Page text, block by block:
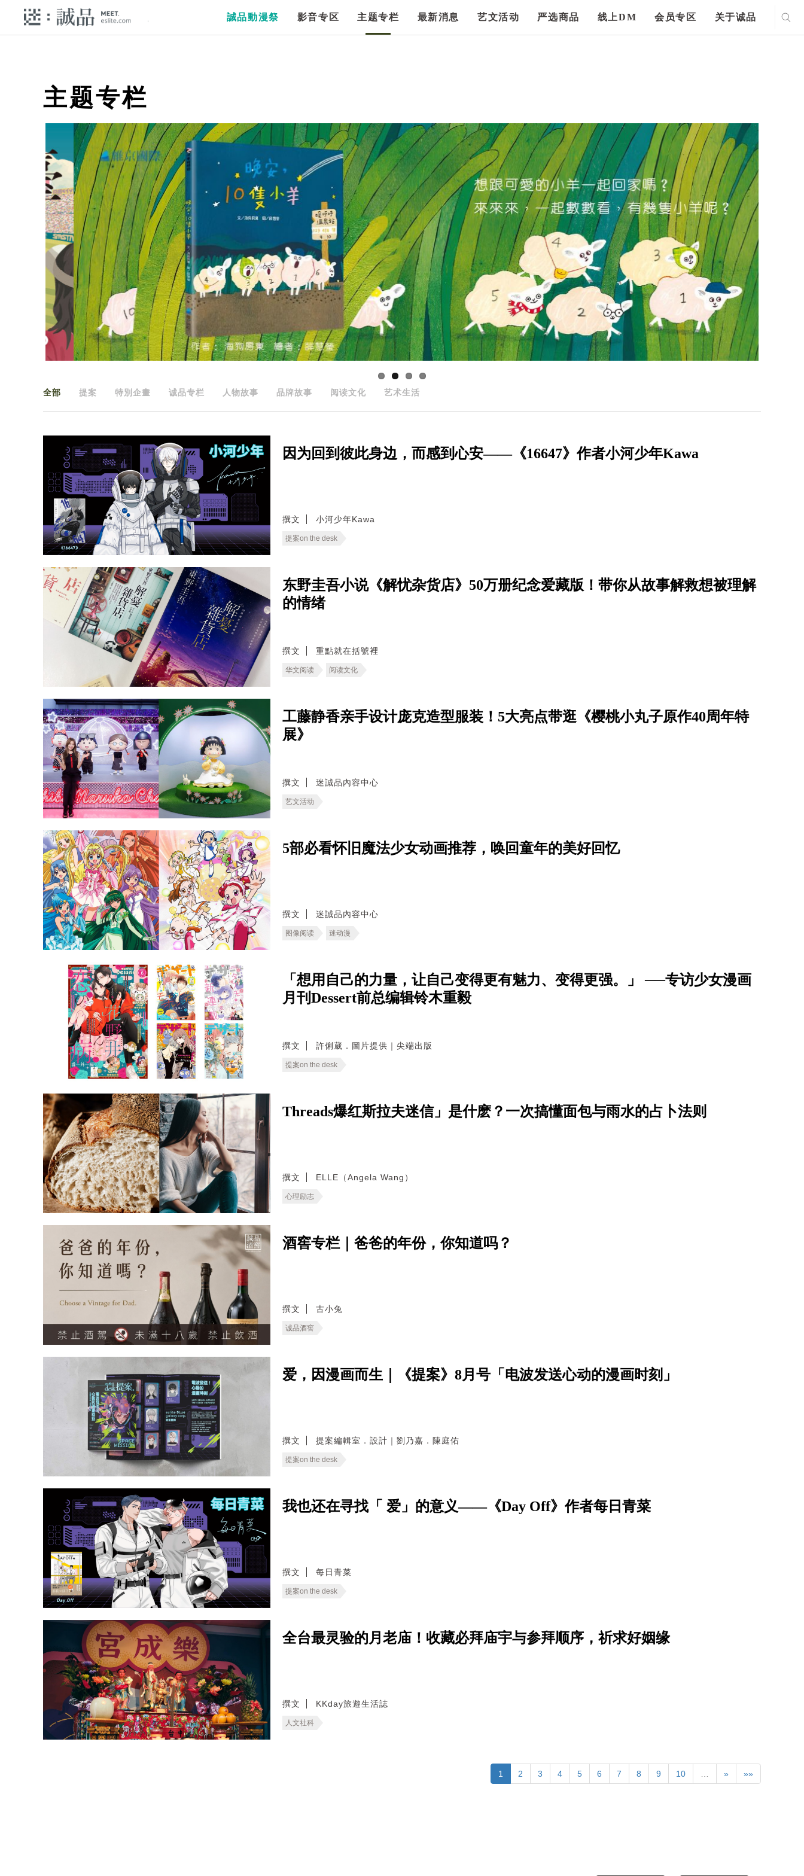
誠品動漫祭 影音专区 主题专栏 最新消息 艺文活动 严选商品 线上DM 会员专区 关于诚品
主题专栏
全部 提案 特別企畫 诚品专栏 人物故事 品牌故事 阅读文化 艺术生活
因为回到彼此身边，而感到心安——《16647》作者小河少年Kawa
撰文 小河少年Kawa
提案on the desk
东野圭吾小说《解忧杂货店》50万册纪念爱藏版！带你从故事解救想被理解
的情绪
撰文 重點就在括號裡
华文阅读 阅读文化
工藤静香亲手设计庞克造型服装！5大亮点带逛《樱桃小丸子原作40周年特
展》
撰文 迷誠品內容中心
艺文活动
5部必看怀旧魔法少女动画推荐，唤回童年的美好回忆
撰文 迷誠品內容中心
图像阅读 迷动漫
「想用自己的力量，让自己变得更有魅力、变得更强。」 ──专访少女漫画
月刊Dessert前总编辑铃木重毅
撰文 許俐葳．圖片提供｜尖端出版
提案on the desk
Threads爆红斯拉夫迷信」是什麽？一次搞懂面包与雨水的占卜法则
撰文 ELLE（Angela Wang）
心理励志
酒窖专栏｜爸爸的年份，你知道吗？
撰文 古小兔
诚品酒窖
爱，因漫画而生｜《提案》8月号「电波发送心动的漫画时刻」
撰文 提案編輯室．設計｜劉乃嘉．陳庭佑
提案on the desk
我也还在寻找「 爱」的意义——《Day Off》作者每日青菜
撰文 每日青菜
提案on the desk
全台最灵验的月老庙！收藏必拜庙宇与参拜顺序，祈求好姻缘
撰文 KKday旅遊生活誌
人文社科
1 2 3 4 5 6 7 8 9 10 … » »»